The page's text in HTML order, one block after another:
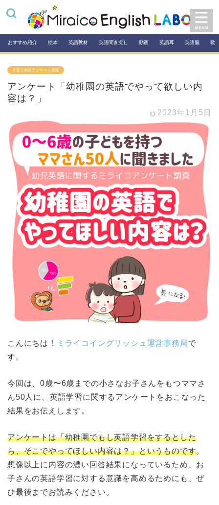
おすすめ紹介 絵本 英語教材 英語聞き流し 動画 英語耳 英語脳 歌
子育て英語アンケート調査
アンケート「幼稚園の英語でやって欲しい内
容は？」
2023年1月5日
こんにちは！ ミライコイングリッシュ運営事務局で
す。
今回は、0歳〜6歳までの小さなお子さんをもつママさ
ん50人に、英語学習に関するアンケートをおこなった
結果をお伝えします。
アンケートは「幼稚園でもし英語学習をするとした
ら、そこでやってほしい内容は？」というものです。
想像以上に内容の濃い回答結果になっているため、お
子さんの英語学習に対する意識を高めるためにも、ぜ
ひ最後までお読みください。